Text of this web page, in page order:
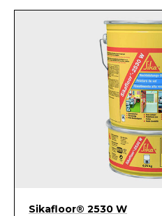
Sikafloor® 2530 W